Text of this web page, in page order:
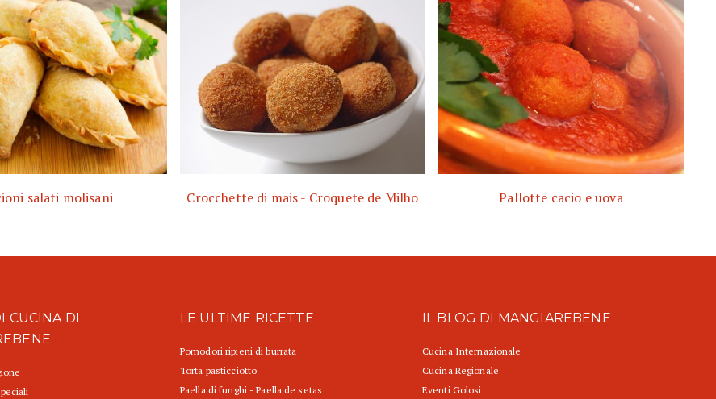
salati molisani Crocchette di mais - Croquete de Milho Pallotte cacio e uova
CUCINA DI
LE ULTIME RICETTE
Pomodori ripieni di burrata
Torta pasticciotto
Paella di funghi - Paella de setas
IL BLOG DI MANGIAREBENE
Cucina Internazionale
Cucina Regionale
Eventi Golosi